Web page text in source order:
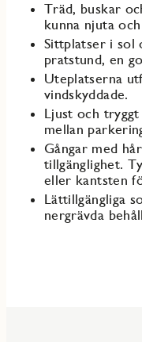
Träd, buskar
kunna njuta
Sittplatser i sol
pratstund, en
Uteplatserna
vindskyddade.
Ljust och tryggt
mellan
Gångar med
tillgänglighet.
eller kantsten
Lättillgängliga
nergrävda